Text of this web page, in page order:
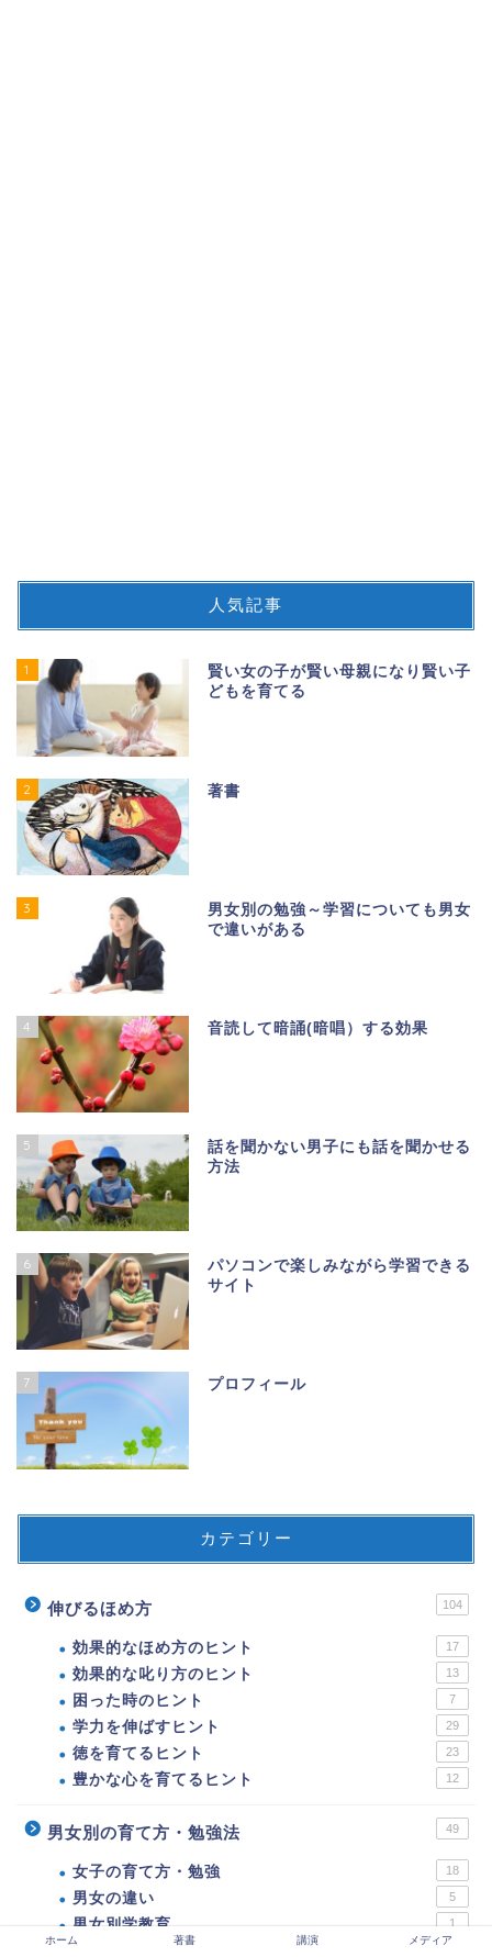
人気記事
1
賢い女の子が賢い母親になり賢い子
どもを育てる
2 著書
3
男女別の勉強～学習についても男女
で違いがある
4 音読して暗誦(暗唱）する効果
5
話を聞かない男子にも話を聞かせる
方法
6
パソコンで楽しみながら学習できる
サイト
7 プロフィール
カテゴリー
伸びるほめ方 104
効果的なほめ方のヒント 17
効果的な叱り方のヒント 13
困った時のヒント 7
学力を伸ばすヒント 29
徳を育てるヒント 23
豊かな心を育てるヒント 12
男女別の育て方・勉強法 49
女子の育て方・勉強 18
男女の違い 5
男女別学教育 1
男子の育て方・勉強
ホーム 著書 講演 メディア